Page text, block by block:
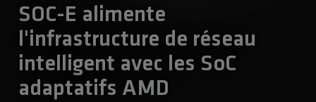
SOC-E alimente
l'infrastructure de réseau
intelligent avec les SoC
adaptatifs AMD